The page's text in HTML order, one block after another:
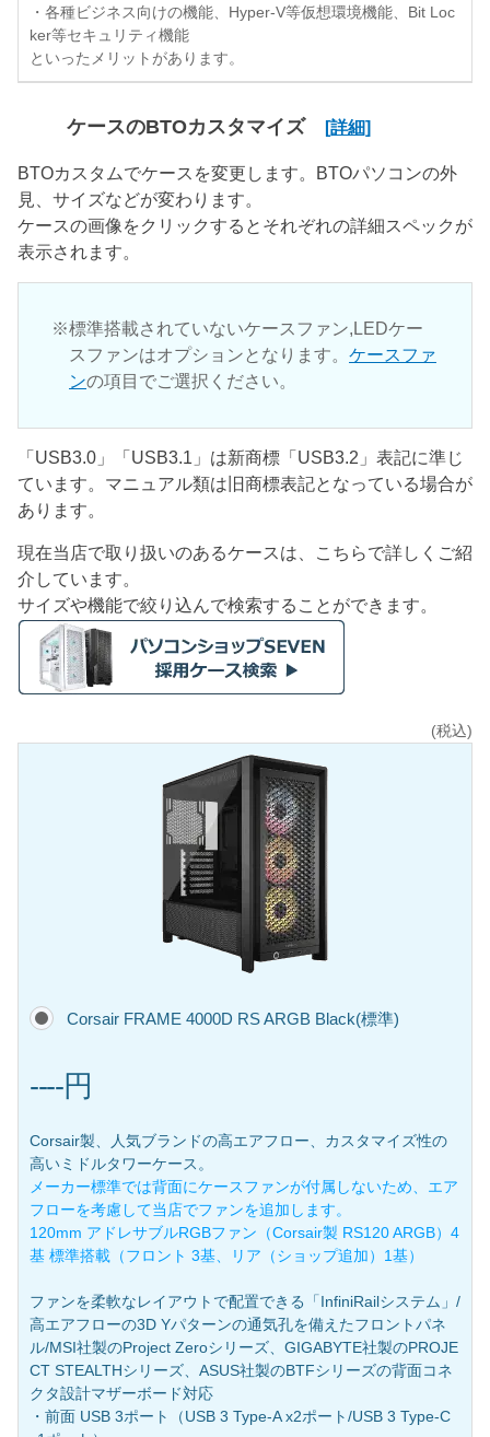
・各種ビジネス向けの機能、Hyper-V等仮想環境機能、Bit Loc
ker等セキュリティ機能
といったメリットがあります。
ケースのBTOカスタマイズ [詳細]
BTOカスタムでケースを変更します。BTOパソコンの外
見、サイズなどが変わります。
ケースの画像をクリックするとそれぞれの詳細スペックが
表示されます。
標準搭載されていないケースファン,LEDケー
スファンはオプションとなります。 ケースファ
ンの項目でご選択ください。
「USB3.0」「USB3.1」は新商標「USB3.2」表記に準じ
ています。マニュアル類は旧商標表記となっている場合が
あります。
現在当店で取り扱いのあるケースは、こちらで詳しくご紹
介しています。
サイズや機能で絞り込んで検索することができます。
(税込)
Corsair FRAME 4000D RS ARGB Black(標準)
----円
Corsair製、人気ブランドの高エアフロー、カスタマイズ性の
高いミドルタワーケース。
メーカー標準では背面にケースファンが付属しないため、エア
フローを考慮して当店でファンを追加します。
120mm アドレサブルRGBファン（Corsair製 RS120 ARGB）4
基 標準搭載（フロント 3基、リア（ショップ追加）1基）
ファンを柔軟なレイアウトで配置できる「InfiniRailシステム」/
高エアフローの3D Yパターンの通気孔を備えたフロントパネ
ル/MSI社製のProject Zeroシリーズ、GIGABYTE社製のPROJE
CT STEALTHシリーズ、ASUS社製のBTFシリーズの背面コネ
クタ設計マザーボード対応
・前面 USB 3ポート（USB 3 Type-A x2ポート/USB 3 Type-C